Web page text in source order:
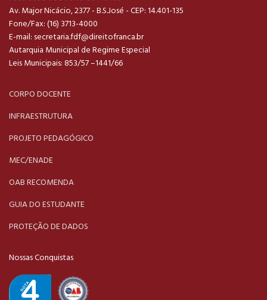
Av. Major Nicácio, 2377 - B.S.José - CEP: 14.401-135
Fone/Fax: (16) 3713-4000
E-mail: secretaria.fdf@direitofranca.br
Autarquia Municipal de Regime Especial
Leis Municipais: 853/57 –1441/66
CORPO DOCENTE
INFRAESTRUTURA
PROJETO PEDAGÓGICO
MEC/ENADE
OAB RECOMENDA
GUIA DO ESTUDANTE
PROTEÇÃO DE DADOS
Nossas Conquistas